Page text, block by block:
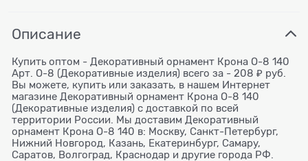
Описание
Купить оптом - Декоративный орнамент Крона О-8 140
Арт. О-8 (Декоративные изделия) всего за - 208 ₽ руб.
Вы можете, купить или заказать, в нашем Интернет
магазине Декоративный орнамент Крона О-8 140
(Декоративные изделия) с доставкой по всей
территории России. Мы доставим Декоративный
орнамент Крона О-8 140 в: Москву, Санкт-Петербург,
Нижний Новгород, Казань, Екатеринбург, Самару,
Саратов, Волгоград, Краснодар и другие города РФ.